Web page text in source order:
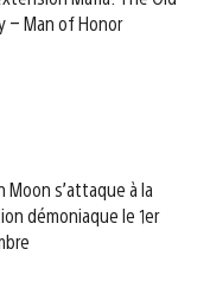
– Man of Honor
Moon s’attaque à la
démoniaque le 1er